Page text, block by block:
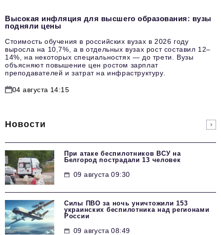
Высокая инфляция для высшего образования: вузы
подняли цены
Стоимость обучения в российских вузах в 2026 году
выросла на 10,7%, а в отдельных вузах рост составил 12–
14%, на некоторых специальностях — до трети. Вузы
объясняют повышение цен ростом зарплат
преподавателей и затрат на инфраструктуру.
04 августа 14:15
Новости
При атаке беспилотников ВСУ на
Белгород пострадали 13 человек
09 августа 09:30
Силы ПВО за ночь уничтожили 153
украинских беспилотника над регионами
России
09 августа 08:49